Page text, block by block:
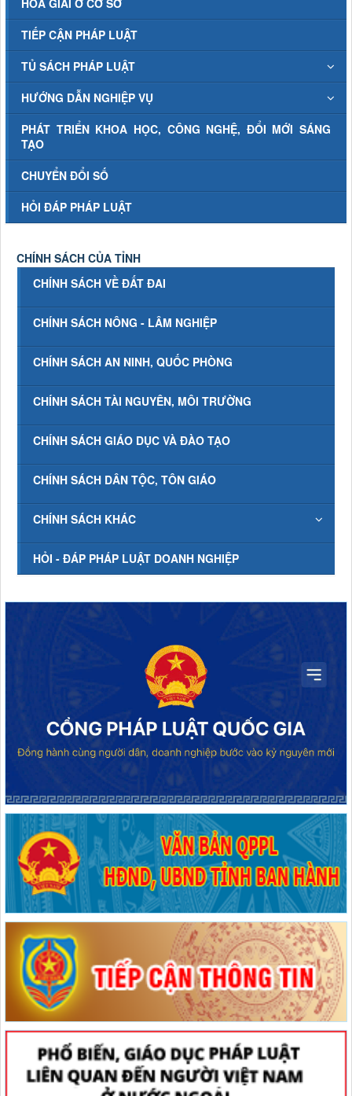
HÒA GIẢI Ở CƠ SỞ
TIẾP CẬN PHÁP LUẬT
TỦ SÁCH PHÁP LUẬT
HƯỚNG DẪN NGHIỆP VỤ
PHÁT TRIỂN KHOA HỌC, CÔNG NGHỆ, ĐỔI MỚI SÁNG
TẠO
CHUYỂN ĐỔI SỐ
HỎI ĐÁP PHÁP LUẬT
CHÍNH SÁCH CỦA TỈNH
CHÍNH SÁCH VỀ ĐẤT ĐAI
CHÍNH SÁCH NÔNG - LÂM NGHIỆP
CHÍNH SÁCH AN NINH, QUỐC PHÒNG
CHÍNH SÁCH TÀI NGUYÊN, MÔI TRƯỜNG
CHÍNH SÁCH GIÁO DỤC VÀ ĐÀO TẠO
CHÍNH SÁCH DÂN TỘC, TÔN GIÁO
CHÍNH SÁCH KHÁC
HỎI - ĐÁP PHÁP LUẬT DOANH NGHIỆP